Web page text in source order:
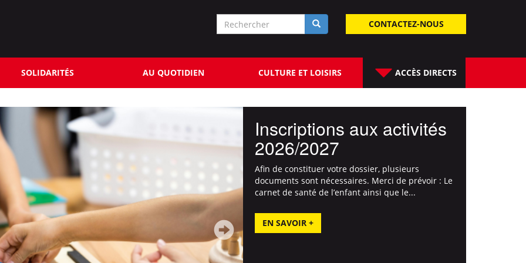
CONTACTEZ-NOUS
Formulaire
recherche
SOLIDARITÉS AU QUOTIDIEN CULTURE ET LOISIRS ACCÈS DIRECTS
Festival des arts de rue
Mosaïque - bALLLAd
Pendant 4 jours, 9 spectacles gratuits d'acrobaties,
de musique et de marionnettes sillonnent 11
villes de l'agglomération. Lors de l'escale
EN SAVOIR +